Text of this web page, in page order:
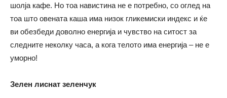
шолја кафе. Но тоа навистина не е потребно, со оглед на
тоа што овената каша има низок гликемиски индекс и ќе
ви обезбеди доволно енергија и чувство на ситост за
следните неколку часа, а кога телото има енергија – не е
уморно!
Зелен лиснат зеленчук